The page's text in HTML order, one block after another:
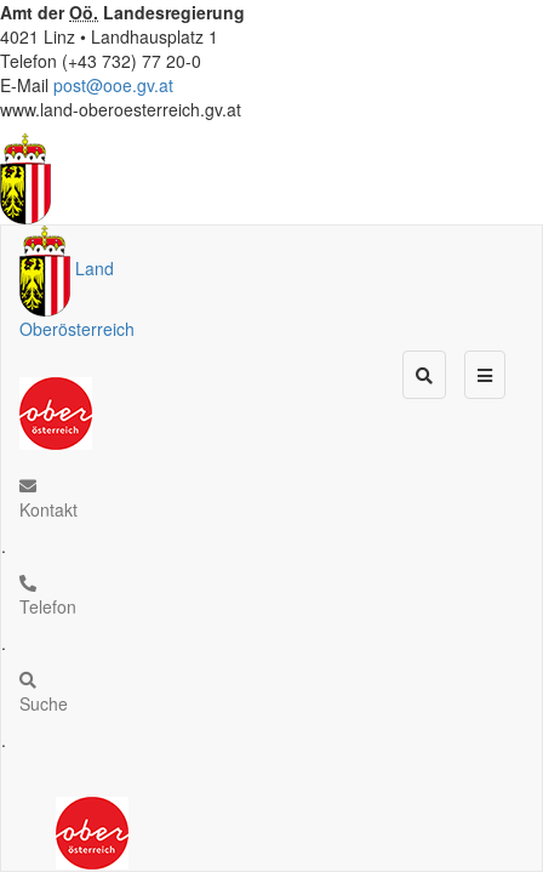
Amt derOö. Landesregierung
4021 Linz • Landhausplatz 1
Telefon (+43 732) 77 20-0
E-Mail post@ooe.gv.at
www.land-oberoesterreich.gv.at
Land
Oberösterreich
Kontakt
.
Telefon
.
Suche
.